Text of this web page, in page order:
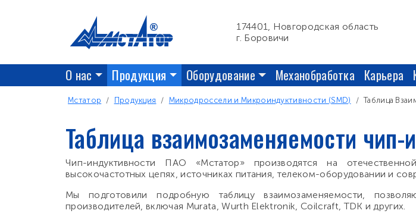
174401, Новгородская область
г. Боровичи
Основная навигация
О нас Продукция Оборудование Механобработка Карьера
Строка навигации
Мстатор Продукция Микродроссели и Микроиндуктивности (SMD) Таблица
Таблица взаимозаменяемости чип-
Чип-индуктивности ПАО «Мстатор» производятся на
высокочастотных цепях, источниках питания, телеком-оборудовании и
Мы подготовили подробную таблицу взаимозаменяемости,
производителей, включая Murata, Wurth Elektronik, Coilcraft, TDK и других.